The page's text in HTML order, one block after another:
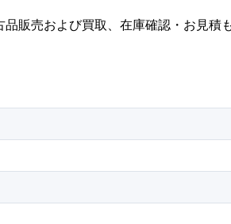
販売および買取、在庫確認・お見積